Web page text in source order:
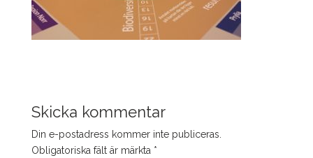
Skicka kommentar
Din e-postadress kommer inte publiceras.
Obligatoriska fält är märkta *